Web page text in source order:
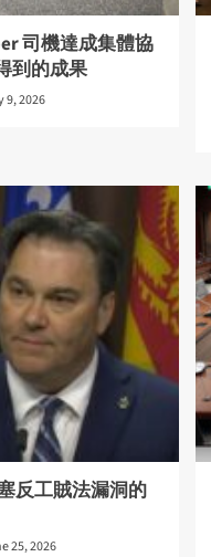
司機達成集體協
到的成果
9, 2026
反工賊法漏洞的
25, 2026